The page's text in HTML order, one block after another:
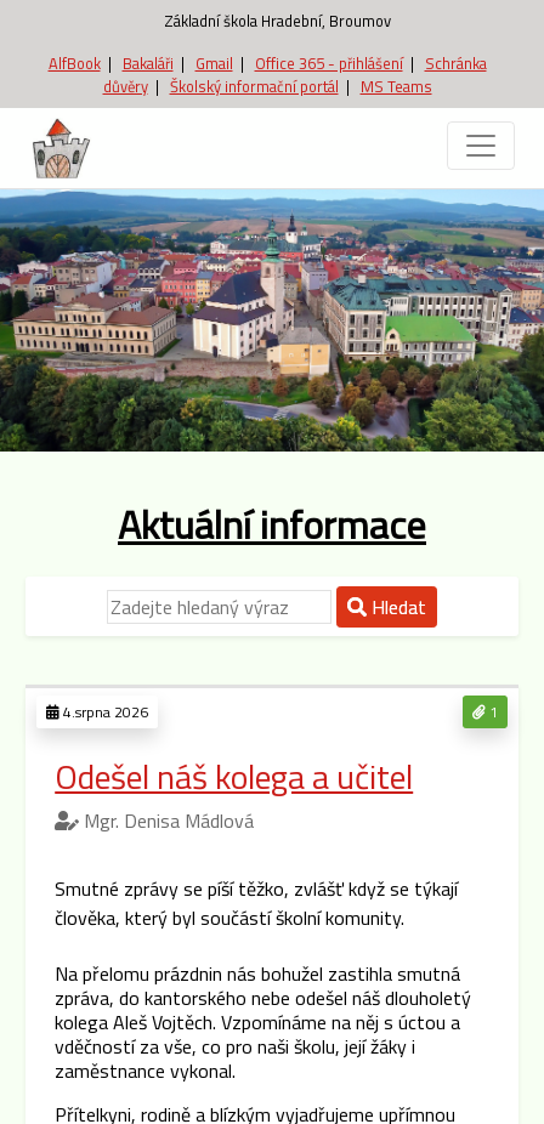
Základní škola Hradební, Broumov
AlfBook| Bakaláři | Gmail | Office 365 - přihlášení| Schránka
důvěry| Školský informační portál | MS Teams
Aktuální informace
Hledat
1
4.srpna 2026
Odešel náš kolega a učitel
Mgr. Denisa Mádlová
Smutné zprávy se píší těžko, zvlášť když se týkají
člověka, který byl součástí školní komunity.
Na přelomu prázdnin nás bohužel zastihla smutná
zpráva, do kantorského nebe odešel náš dlouholetý
kolega Aleš Vojtěch. Vzpomínáme na něj s úctou a
vděčností za vše, co pro naši školu, její žáky i
zaměstnance vykonal.
Přítelkyni, rodině a blízkým vyjadřujeme upřímnou